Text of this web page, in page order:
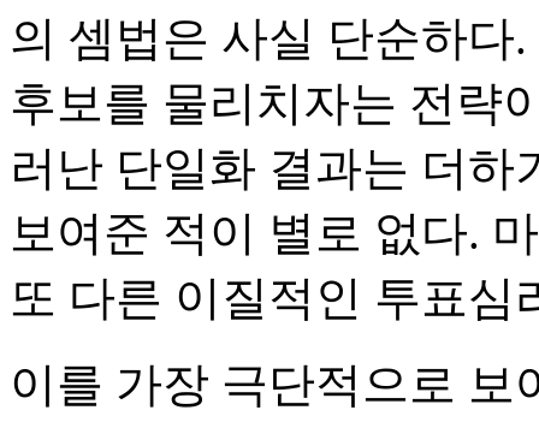
의 셈법은 사실 단순하다
후보를 물리치자는 전략
러난 단일화 결과는 더
보여준 적이 별로 없다.
또 다른 이질적인 투표심
이를 가장 극단적으로 보